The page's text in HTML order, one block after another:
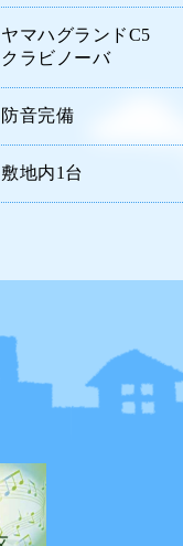
ヤマハグランドC5
クラビノーバ
防音完備
敷地内1台